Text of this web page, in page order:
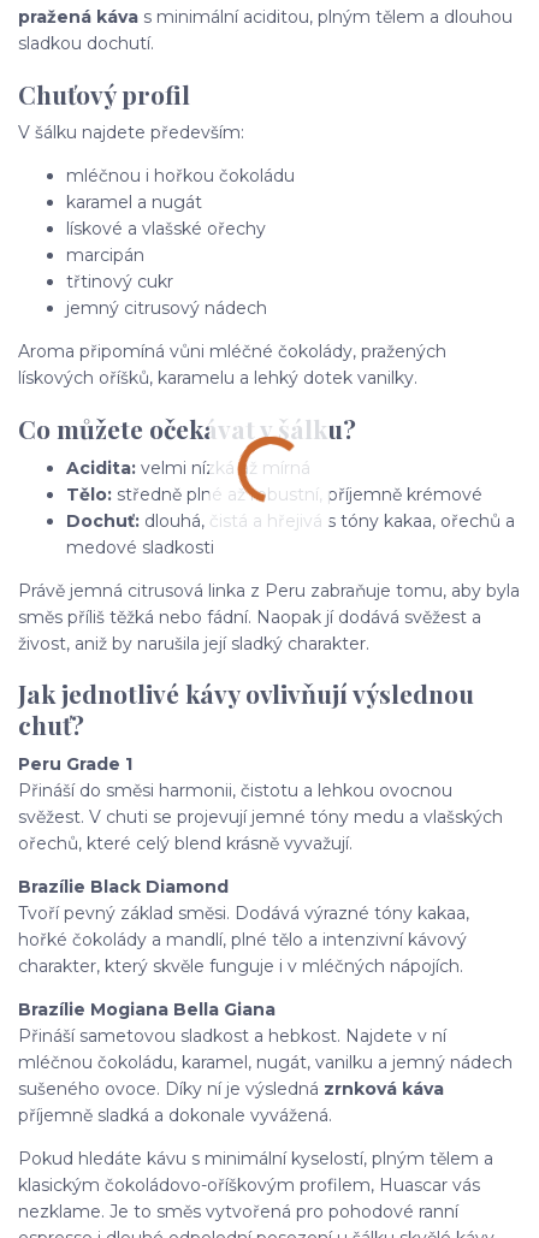
pražená káva s minimální aciditou, plným tělem a dlouhou
sladkou dochutí.
Chuťový profil
V šálku najdete především:
mléčnou i hořkou čokoládu
karamel a nugát
lískové a vlašské ořechy
marcipán
třtinový cukr
jemný citrusový nádech
Aroma připomíná vůni mléčné čokolády, pražených
lískových oříšků, karamelu a lehký dotek vanilky.
Co můžete očekávat v šálku?
Acidita: velmi nízká až mírná
Tělo: středně plné až robustní, příjemně krémové
Dochuť: dlouhá, čistá a hřejivá s tóny kakaa, ořechů a
medové sladkosti
Právě jemná citrusová linka z Peru zabraňuje tomu, aby byla
směs příliš těžká nebo fádní. Naopak jí dodává svěžest a
živost, aniž by narušila její sladký charakter.
Jak jednotlivé kávy ovlivňují výslednou
chuť?
Peru Grade 1
Přináší do směsi harmonii, čistotu a lehkou ovocnou
svěžest. V chuti se projevují jemné tóny medu a vlašských
ořechů, které celý blend krásně vyvažují.
Brazílie Black Diamond
Tvoří pevný základ směsi. Dodává výrazné tóny kakaa,
hořké čokolády a mandlí, plné tělo a intenzivní kávový
charakter, který skvěle funguje i v mléčných nápojích.
Brazílie Mogiana Bella Giana
Přináší sametovou sladkost a hebkost. Najdete v ní
mléčnou čokoládu, karamel, nugát, vanilku a jemný nádech
sušeného ovoce. Díky ní je výsledná zrnková káva
příjemně sladká a dokonale vyvážená.
Pokud hledáte kávu s minimální kyselostí, plným tělem a
klasickým čokoládovo-oříškovým profilem, Huascar vás
nezklame. Je to směs vytvořená pro pohodové ranní